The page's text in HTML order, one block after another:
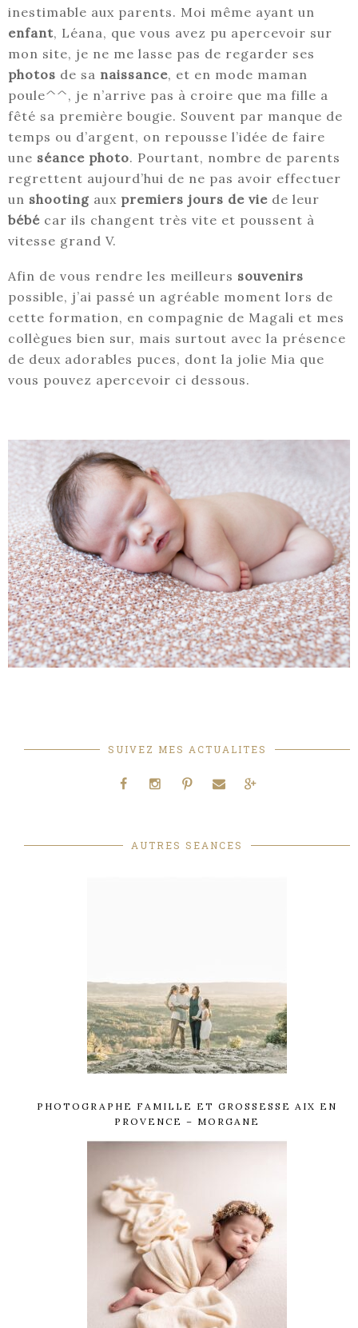
inestimable aux parents. Moi même ayant un
enfant, Léana, que vous avez pu apercevoir sur
mon site, je ne me lasse pas de regarder ses
photos de sa naissance, et en mode maman
poule^^, je n’arrive pas à croire que ma fille a
fêté sa première bougie. Souvent par manque de
temps ou d’argent, on repousse l’idée de faire
une séance photo. Pourtant, nombre de parents
regrettent aujourd’hui de ne pas avoir effectuer
un shooting aux premiers jours de vie de leur
bébé car ils changent très vite et poussent à
vitesse grand V.
Afin de vous rendre les meilleurs souvenirs
possible, j’ai passé un agréable moment lors de
cette formation, en compagnie de Magali et mes
collègues bien sur, mais surtout avec la présence
de deux adorables puces, dont la jolie Mia que
vous pouvez apercevoir ci dessous.
SUIVEZ MES ACTUALITES
AUTRES SEANCES
PHOTOGRAPHE FAMILLE ET GROSSESSE AIX EN
PROVENCE – MORGANE